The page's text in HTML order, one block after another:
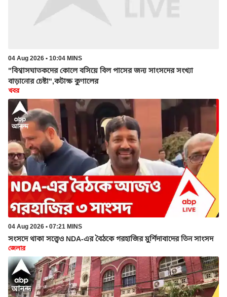
04 Aug 2026 • 10:04 MINS
"বিশ্বাসঘাতকদের কোলে বসিয়ে বিল পাসের জন্য সাংসদের সংখ্যা
বাড়ানোর চেষ্টা",কটাক্ষ কুণালের
খবর
04 Aug 2026 • 07:21 MINS
সংসদে থাকা সত্ত্বেও NDA-এর বৈঠকে গরহাজির মুর্শিদাবাদের তিন সাংসদ
জেলার